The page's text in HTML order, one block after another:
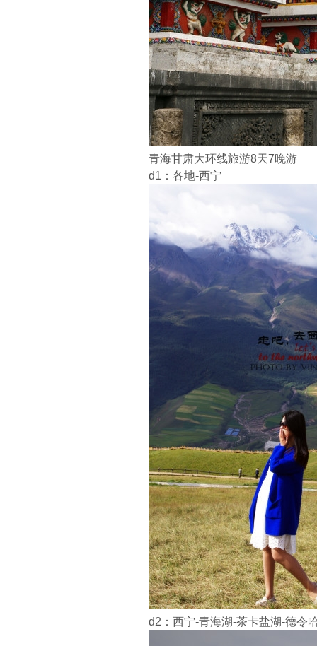
青海甘肃大环线旅游8天7晚游
d1：各地-西宁
d2：西宁-青海湖-茶卡盐湖-德令